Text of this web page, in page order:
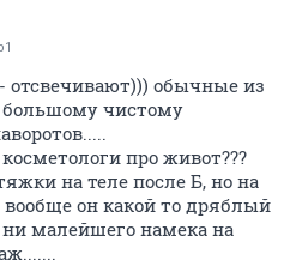
отсвечивают))) обычные из
большому чистому
про живот???
на теле после Б, но на
он какой то дряблый
ни малейшего намека на